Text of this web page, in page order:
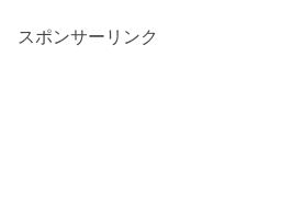
スポンサーリンク